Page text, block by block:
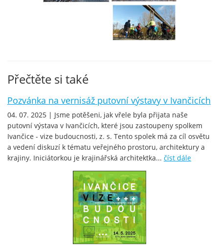
Přečtěte si také
Pozvánka na vernisáž putovní výstavy v Ivančicích
04. 07. 2025 | Jsme potěšeni, jak vřele byla přijata naše
putovní výstava v Ivančicích, které jsou zastoupeny spolkem
Ivančice - vize budoucnosti, z. s. Tento spolek má za cíl osvětu
a vedení diskuzí k tématu veřejného prostoru, architektury a
krajiny. Iniciátorkou je krajinářská architektka... číst dále